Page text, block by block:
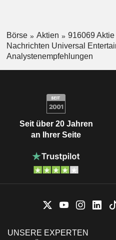
Börse Aktien
916069 Aktie
Nachrichten Universal
Analystenempfehlungen
Seit über 20 Jahren
an Ihrer Seite
UNSERE EXPERTEN